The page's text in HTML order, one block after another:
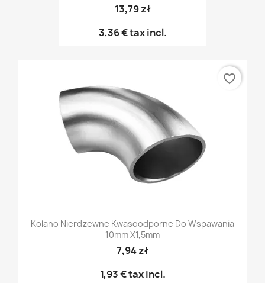
13,79 zł
3,36 €tax incl.
Kolano Nierdzewne Kwasoodporne Do Wspawania
10mm X1,5mm
7,94 zł
1,93 €tax incl.
favorite_border